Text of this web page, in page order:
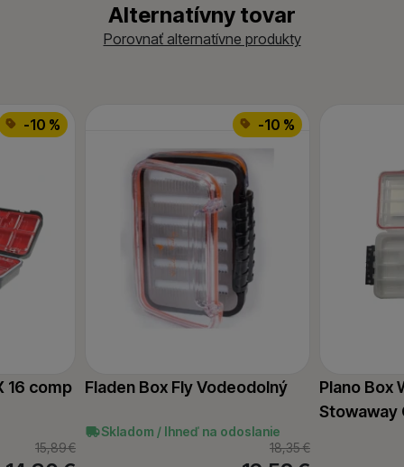
Alternatívny tovar
Porovnať alternatívne produkty
-10 %
Fladen Box Fly Vodeodolný
Skladom / Ihneď na odoslanie
18,35€
Plano Box
-10 %
16 comp
15,89€